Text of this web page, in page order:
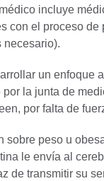
incluye
con el proceso
necesario).
un
la junta de
por falta de
sobre peso u
le envía al
de transmitir su